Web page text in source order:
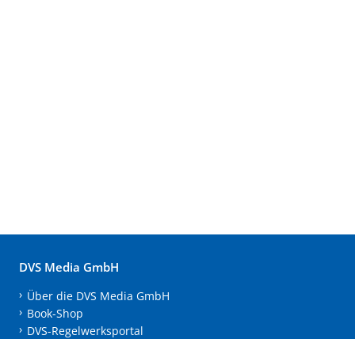
DVS Media GmbH
Über die DVS Media GmbH
Book-Shop
DVS-Regelwerksportal